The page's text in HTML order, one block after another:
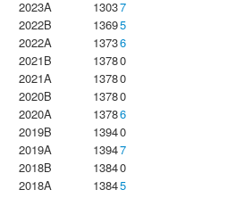
2023Α
13037
2022B
13695
2022A
13736
2021B
13780
2021A
13780
2020B
13780
2020A
13786
2019B
13940
2019A
13947
2018B
13840
2018A
13845